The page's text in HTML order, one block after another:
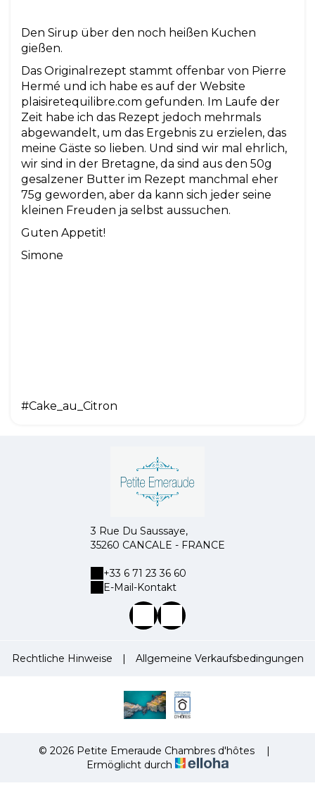
Den Sirup über den noch heißen Kuchen
gießen.
Das Originalrezept stammt offenbar von Pierre
Hermé und ich habe es auf der Website
plaisiretequilibre.com gefunden. Im Laufe der
Zeit habe ich das Rezept jedoch mehrmals
abgewandelt, um das Ergebnis zu erzielen, das
meine Gäste so lieben. Und sind wir mal ehrlich,
wir sind in der Bretagne, da sind aus den 50g
gesalzener Butter im Rezept manchmal eher
75g geworden, aber da kann sich jeder seine
kleinen Freuden ja selbst aussuchen.
Guten Appetit!
Simone
#Cake_au_Citron
3 Rue Du Saussaye,
35260 CANCALE - FRANCE
+33 6 71 23 36 60
E-Mail-Kontakt
Rechtliche Hinweise Allgemeine Verkaufsbedingungen
© 2026 Petite Emeraude Chambres d'hôtes
Ermöglicht durch